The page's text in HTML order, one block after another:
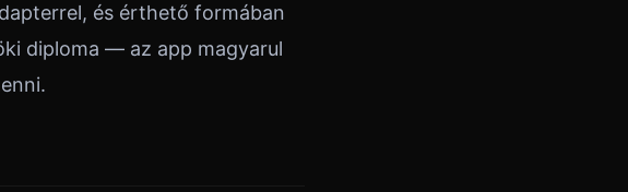
és érthető formában
diploma — az app magyarul